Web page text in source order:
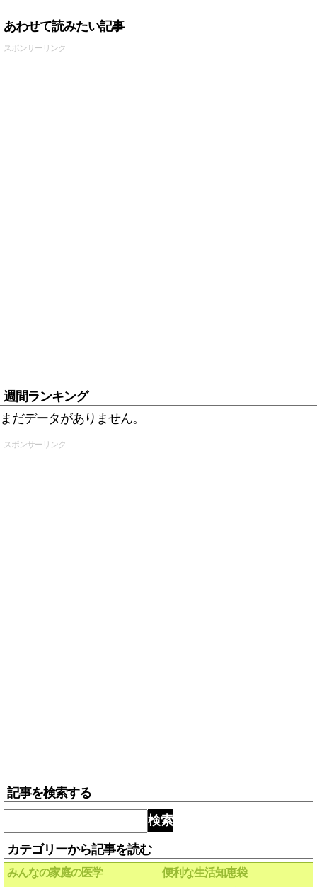
あわせて読みたい記事
スポンサーリンク
週間ランキング
まだデータがありません。
スポンサーリンク
記事を検索する
検索
カテゴリーから記事を読む
みんなの家庭の医学 便利な生活知恵袋